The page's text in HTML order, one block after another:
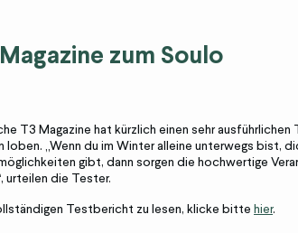
zum Soulo
T3 Magazine hat kürzlich einen sehr
loben. „Wenn du im Winter alleine unterwegs bist,
gibt, dann sorgen die hochwertige
urteilen die Tester.
Testbericht zu lesen, klicke bitte hier.